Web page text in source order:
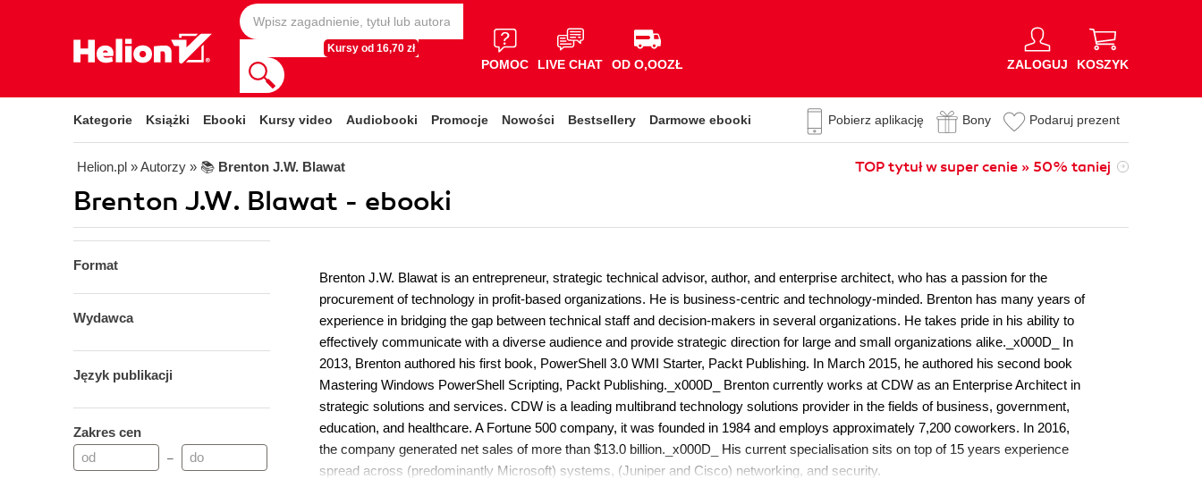
Kursy od 16,70 zł
POMOC LIVE CHAT OD O,OOZŁ ZALOGUJ KOSZYK
Kategorie Książki Ebooki Kursy video Audiobooki Promocje Nowości Bestsellery Darmowe ebooki Pobierz aplikację Bony Podaruj prezent
Helion.pl » Autorzy » 📚 Brenton J.W. Blawat TOP tytuł w super cenie » 50% taniej
Brenton J.W. Blawat - ebooki
Format
Wydawca
Język publikacji
Zakres cen
–
Brenton J.W. Blawat is an entrepreneur, strategic technical advisor, author, and enterprise architect, who has a passion for the
procurement of technology in profit-based organizations. He is business-centric and technology-minded. Brenton has many years of
experience in bridging the gap between technical staff and decision-makers in several organizations. He takes pride in his ability to
effectively communicate with a diverse audience and provide strategic direction for large and small organizations alike._x000D_ In
2013, Brenton authored his first book, PowerShell 3.0 WMI Starter, Packt Publishing. In March 2015, he authored his second book
Mastering Windows PowerShell Scripting, Packt Publishing._x000D_ Brenton currently works at CDW as an Enterprise Architect in
strategic solutions and services. CDW is a leading multibrand technology solutions provider in the fields of business, government,
education, and healthcare. A Fortune 500 company, it was founded in 1984 and employs approximately 7,200 coworkers. In 2016,
the company generated net sales of more than $13.0 billion._x000D_ His current specialisation sits on top of 15 years experience
spread across (predominantly Microsoft) systems, (Juniper and Cisco) networking, and security.